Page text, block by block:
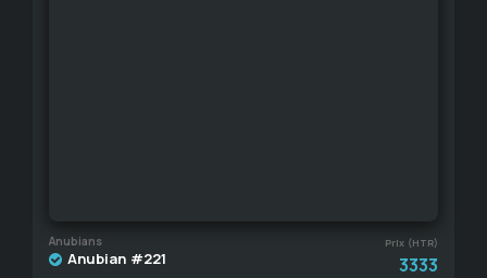
Anubians Prix (HTR)
Anubian #221 3333